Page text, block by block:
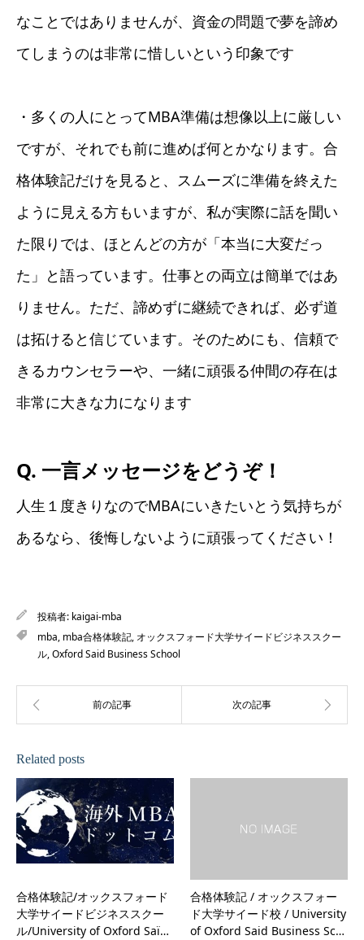
なことではありませんが、資金の問題で夢を諦め
てしまうのは非常に惜しいという印象です
・多くの人にとってMBA準備は想像以上に厳しい
ですが、それでも前に進めば何とかなります。合
格体験記だけを見ると、スムーズに準備を終えた
ように見える方もいますが、私が実際に話を聞い
た限りでは、ほとんどの方が「本当に大変だっ
た」と語っています。仕事との両立は簡単ではあ
りません。ただ、諦めずに継続できれば、必ず道
は拓けると信じています。そのためにも、信頼で
きるカウンセラーや、一緒に頑張る仲間の存在は
非常に大きな力になります
Q. 一言メッセージをどうぞ！
人生１度きりなのでMBAにいきたいとう気持ちが
あるなら、後悔しないように頑張ってください！
投稿者: kaigai-mba
mba, mba合格体験記, オックスフォード大学サイードビジネススクー
ル,Oxford Said Business School
Related posts
合格体験記/オックスフォード
大学サイードビジネススクー
ル/University of Oxford Saï…
合格体験記 / オックスフォー
ド大学サイード校 / University
of Oxford Said Business Sc…